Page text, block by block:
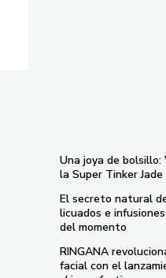
Una joya de
la Super Tinker
El secreto natural
licuados e
del momento
RINGANA
facial con el